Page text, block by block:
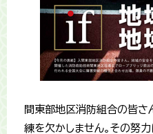
間東部地区消防組合の皆さ
練を欠かしません。その努